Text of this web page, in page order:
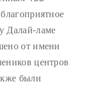
Далай-ламе
от имени
центров
были